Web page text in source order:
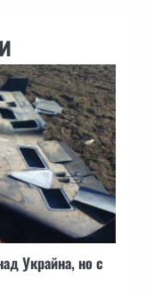
Украйна, но с